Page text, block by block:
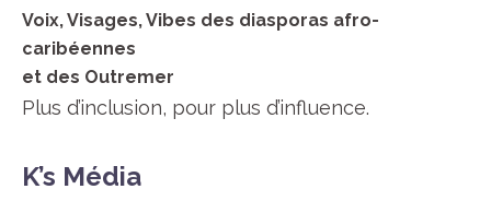
Voix, Visages, Vibes des diasporas afro-
caribéennes
et des Outremer
Plus d’inclusion, pour plus d’influence.
K’s Média